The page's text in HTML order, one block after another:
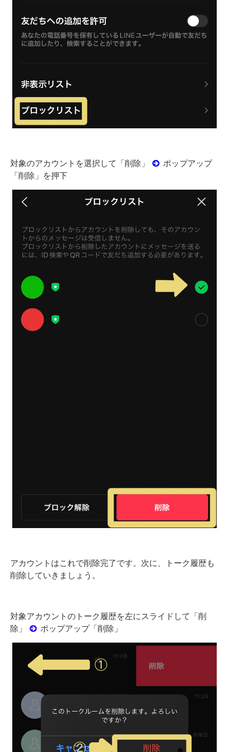
対象のアカウントを選択して「削除」
ポップアップ
「削除」を押下
アカウントはこれで削除完了です。次に、トーク履歴も
削除していきましょう。
対象アカウントのトーク履歴を左にスライドして「削
除」
ポップアップ「削除」